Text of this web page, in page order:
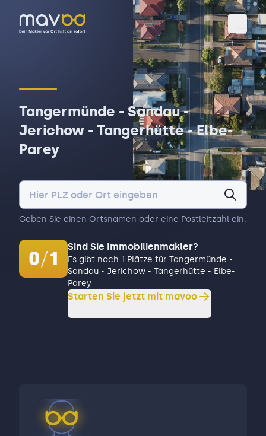
Tangermünde - Sandau -
Jerichow - Tangerhütte - Elbe-
Parey
Geben Sie einen Ortsnamen oder eine Postleitzahl ein.
0/1
Sind Sie Immobilienmakler?
Es gibt noch 1 Plätze für Tangermünde -
Sandau - Jerichow - Tangerhütte - Elbe-
Parey
Starten Sie jetzt mit mavoo